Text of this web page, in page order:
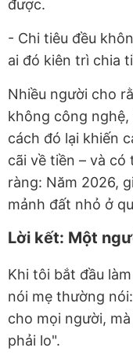
được.
- Chi tiêu đều
ai đó kiên trì chia
Nhiều người cho
không công
cách đó lại khiến
cãi về tiền – và
ràng: Năm 2026,
mảnh đất nhỏ ở
Lời kết: Một
Khi tôi bắt đầu
nói mẹ thường
cho mọi người,
phải lo".